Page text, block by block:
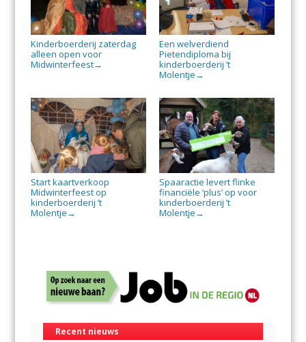
Kinderboerderij zaterdag
alleen open voor
Midwinterfeest→
Een welverdiend
Pietendiploma bij
kinderboerderij ’t
Molentje →
Start kaartverkoop
Midwinterfeest op
kinderboerderij ’t
Molentje →
Spaaractie levert flinke
financiële ‘plus’ op voor
kinderboerderij ’t
Molentje →
Recent nieuws